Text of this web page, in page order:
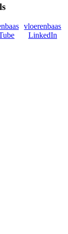
vloerenbaas
LinkedIn